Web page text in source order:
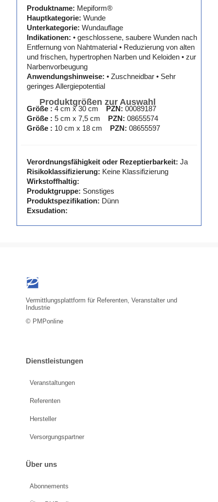
Produktname: Mepiform®
Hauptkategorie: Wunde
Unterkategorie: Wundauflage
Indikationen: • geschlossene, saubere Wunden nach
Entfernung von Nahtmaterial • Reduzierung von alten
und frischen, hypertrophen Narben und Keloiden • zur
Narbenvorbeugung
Anwendungshinweise: • Zuschneidbar • Sehr
geringes Allergiepotential
Produktgrößen zur Auswahl
Größe : 4 cm x 30 cm PZN: 00089187
Größe : 5 cm x 7,5 cm PZN: 08655574
Größe : 10 cm x 18 cm PZN: 08655597
Verordnungsfähigkeit oder Rezeptierbarkeit: Ja
Risikoklassifizierung: Keine Klassifizierung
Wirkstoffhaltig:
Produktgruppe: Sonstiges
Produktspezifikation: Dünn
Exsudation:
Vermittlungsplattform für Referenten, Veranstalter und
Industrie
© PMPonline
Dienstleistungen
Veranstaltungen
Referenten
Hersteller
Versorgungspartner
Über uns
Abonnements